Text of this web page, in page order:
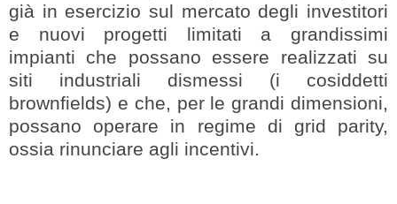
già in esercizio sul mercato degli investitori
e nuovi progetti limitati a grandissimi
impianti che possano essere realizzati su
siti industriali dismessi (i cosiddetti
brownfields) e che, per le grandi dimensioni,
possano operare in regime di grid parity,
ossia rinunciare agli incentivi.